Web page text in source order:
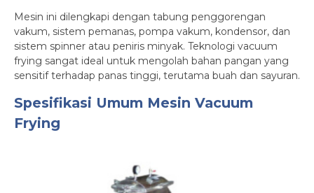
Mesin ini dilengkapi dengan tabung penggorengan
vakum, sistem pemanas, pompa vakum, kondensor, dan
sistem spinner atau peniris minyak. Teknologi vacuum
frying sangat ideal untuk mengolah bahan pangan yang
sensitif terhadap panas tinggi, terutama buah dan sayuran.
Spesifikasi Umum Mesin Vacuum
Frying